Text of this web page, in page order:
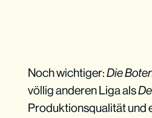
Noch wichtiger:Die
völlig anderen Liga als
Produktionsqualität und